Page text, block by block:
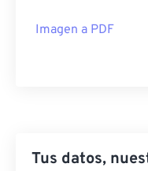
Imagen a PDF
Tus datos,